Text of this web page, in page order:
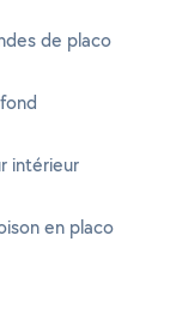
de placo
intérieur
en placo